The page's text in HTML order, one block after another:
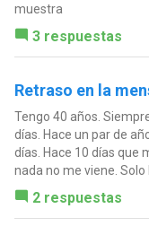
muestra
3 respuestas
Retraso en la
Tengo 40 años.
días. Hace un par de
días. Hace 10 días que
nada no me viene. Solo
2 respuestas